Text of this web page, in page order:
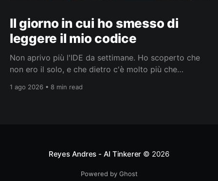
Il giorno in cui ho smesso di
leggere il mio codice
Non aprivo più l'IDE da settimane. Ho scoperto che
non ero il solo, e che dietro c'è molto più che
1 ago 2026 • 8 min read
Reyes Andres - AI Tinkerer © 2026
Powered by Ghost